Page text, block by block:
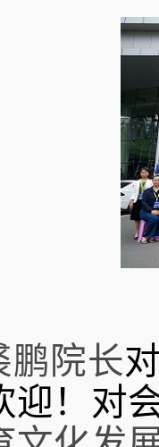
鹏院长
迎 ！ 对